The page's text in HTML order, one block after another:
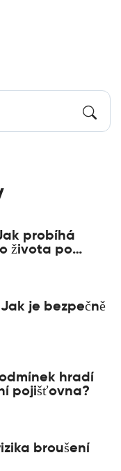
probíhá
života po
je bezpečně
hradí
pojišťovna?
broušení